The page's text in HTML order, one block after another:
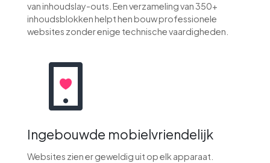
van inhoudslay-outs. Een verzameling van 350+
inhoudsblokken helpt hen bouw professionele
websites zonder enige technische vaardigheden.
Ingebouwde mobielvriendelijk
Websites zien er geweldig uit op elk apparaat.